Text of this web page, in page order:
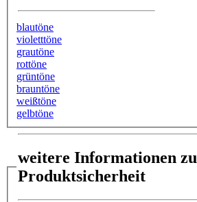
blautöne
violetttöne
grautöne
rottöne
grüntöne
brauntöne
weißtöne
gelbtöne
weitere Informationen
Produktsicherheit